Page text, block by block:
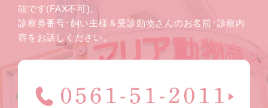
能です(FAX不可)。
診察券番号･飼い主様＆受診動物さんのお名前･診察内
容をお話しください。